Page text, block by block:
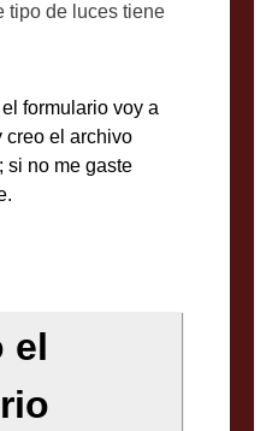
tipo de luces tiene
formulario voy a
creo el archivo
si no me gaste
el